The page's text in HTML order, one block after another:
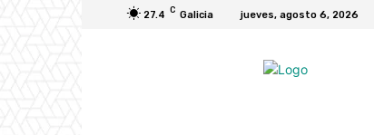
27.4 C Galicia jueves, agosto 6, 2026